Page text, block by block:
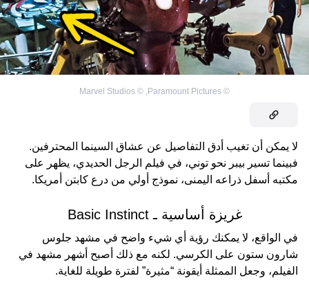
©
Paramount Pictures
,
©
Marvel Studios
لا يمكن أن تغيب أدق التفاصيل عن عشاق السينما المحترفين.
فبينما تسير بيبر نحو توني، في فيلم الرجل الحديدي، يظهر على
مكتبه أسفل ذراعه اليمنى، نموذج أولي من درع كابتن أمريكا.
غريزة أساسية ـ Basic Instinct
في الواقع، لا يمكنك رؤية أي شيء واضح في مشهد جلوس
شارون ستون على الكرسي. لكنه مع ذلك أصبح أشهر مشهد في
الفيلم، وجعل الممثلة أيقونة “مثيرة” لفترة طويلة للغاية.